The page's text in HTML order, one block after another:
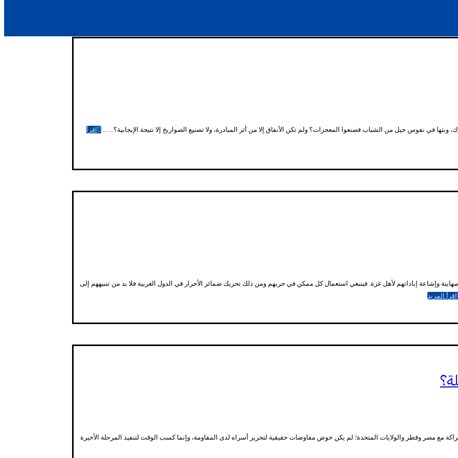
في نفوس جيل من الشباب فصنعوا المعجزات؟ ولم تكن الأنفاق إلا من أثر المبادرة، ولا تصنيع الصواريخ إلا نتيجة الإيجابية؟... ... اقرأ
وإشاعة إباداتهم لأهل غزة. فينبغي استعمال كل ممكن في حربهم ومن ذلك تحريك ضمائر الأحرار في الدول الغربية فلا بد من تنبيههم إلى
اقرأ المزيد
مع مصر وقطر والولايات المتحدة؛ لم يكن خوض مفاوضات حقيقية لتحرير أسراه لدى المقاومة، وإنما كسب الوقت لتنفيذ المرحلة الأخيرة